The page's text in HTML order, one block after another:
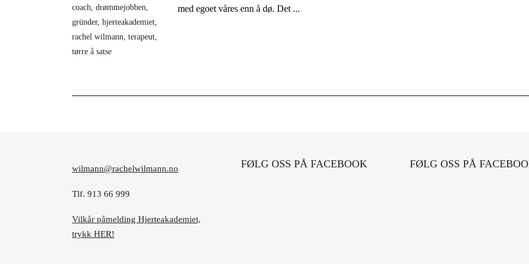
coach drømmejobben
gründer, hjerteakademiet
rachel wilmann terapeut
tørre å satse
med egoet våres enn å dø. Det ...
wilmann@rachelwilmann.no
Tlf. 913 66 999
Vilkår påmelding Hjerteakademiet,
trykk HER!
FØLG OSS PÅ FACEBOOK FØLG OSS PÅ